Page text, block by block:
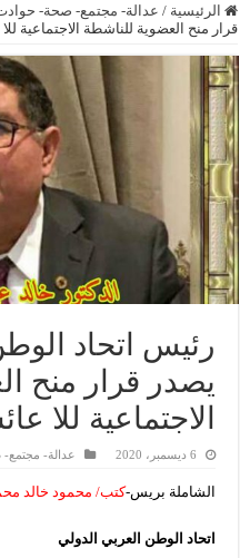
الرئيسية / عدالة- مجتمع- صحة-
قرار منح العضوية للناشطة الاجتماعية
رئيس اتحاد
يصدر قرار منح
الاجتماعية للا
6 ديسمبر، 2020 عدالة-
الشاملة بريس-كتب/ محمود خالد
اتحاد الوطن العربي الدولي